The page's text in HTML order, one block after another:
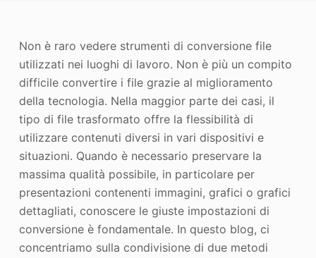
Immagine Ricopyright
Non è raro vedere strumenti di conversione file
utilizzati nei luoghi di lavoro. Non è più un compito
difficile convertire i file grazie al miglioramento
della tecnologia. Nella maggior parte dei casi, il
tipo di file trasformato offre la flessibilità di
utilizzare contenuti diversi in vari dispositivi e
situazioni. Quando è necessario preservare la
massima qualità possibile, in particolare per
presentazioni contenenti immagini, grafici o grafici
dettagliati, conoscere le giuste impostazioni di
conversione è fondamentale. In questo blog, ci
concentriamo sulla condivisione di due metodi